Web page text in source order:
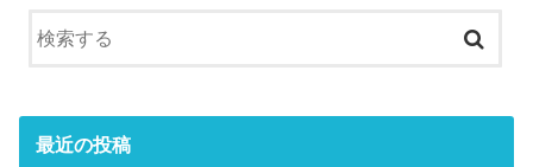
最近の投稿